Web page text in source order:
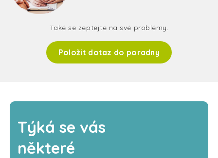
Také se zeptejte na své problémy.
Položit dotaz do poradny
Týká se vás
některé